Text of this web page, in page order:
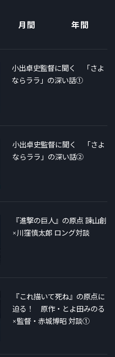
月間 年間
小出卓史監督に聞く 「さよ
ならララ」の深い話①
小出卓史監督に聞く 「さよ
ならララ」の深い話②
『進撃の巨人』の原点 諫山創
×川窪慎太郎 ロング対談
『これ描いて死ね』の原点に
迫る！ 原作・とよ田みのる
×監督・赤城博昭 対談①